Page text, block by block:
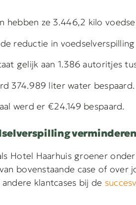
hebben ze 3.446,2 kilo
reductie in
gelijk aan 1.386 autoritjes
374.989 liter water bespaard.
werd er €24.149 bespaard.
Hotel Haarhuis groener
bovenstaande case of
klantcases bij de